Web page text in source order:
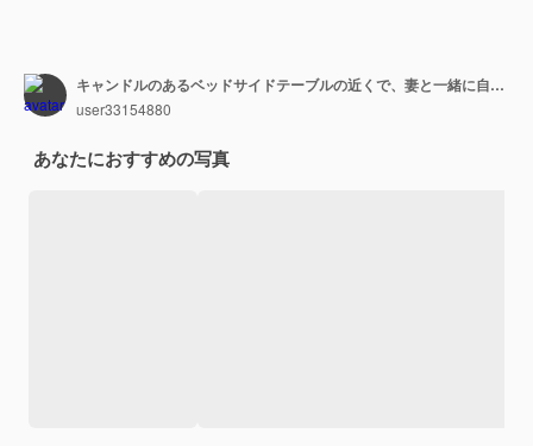
キャンドルのあるベッドサイドテーブルの近くで、妻と一緒に自由落下姿勢で寝ている若い男が、パジャマを着てベッド全体を占めていました。
user33154880
あなたにおすすめの写真